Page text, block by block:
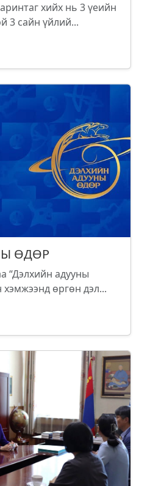
хийх нь 3 үеийн
3 сайн үйлий...
ӨДӨР
“Дэлхийн адууны
өргөн дэл...